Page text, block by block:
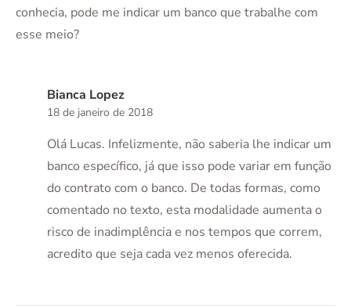
conhecia, pode me indicar um banco que trabalhe com
esse meio?
Bianca Lopez
18 de janeiro de 2018
Olá Lucas. Infelizmente, não saberia lhe indicar um
banco específico, já que isso pode variar em função
do contrato com o banco. De todas formas, como
comentado no texto, esta modalidade aumenta o
risco de inadimplência e nos tempos que correm,
acredito que seja cada vez menos oferecida.